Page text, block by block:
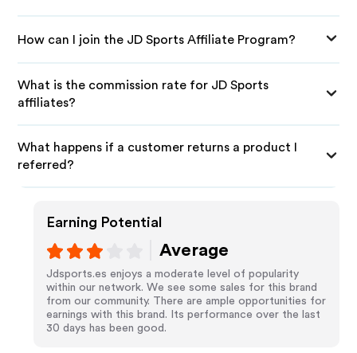
How can I join the JD Sports Affiliate Program?
What is the commission rate for JD Sports
affiliates?
What happens if a customer returns a product I
referred?
Earning Potential
Average
Jdsports.es enjoys a moderate level of popularity
within our network. We see some sales for this brand
from our community. There are ample opportunities for
earnings with this brand. Its performance over the last
30 days has been good.